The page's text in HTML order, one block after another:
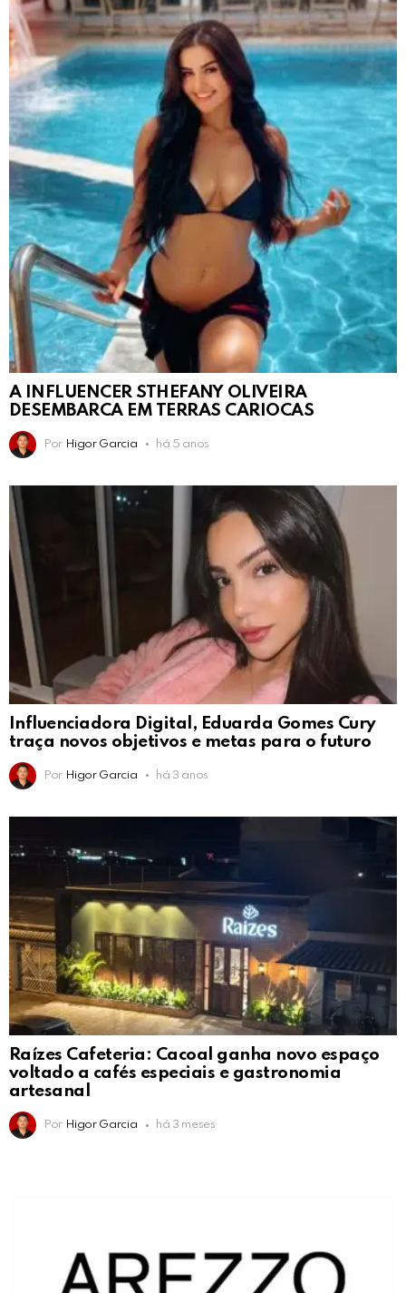
A INFLUENCER STHEFANY OLIVEIRA
DESEMBARCA EM TERRAS CARIOCAS
Por Higor Garcia há 5 anos
Influenciadora Digital, Eduarda Gomes Cury
traça novos objetivos e metas para o futuro
Por Higor Garcia há 3 anos
Raízes Cafeteria: Cacoal ganha novo espaço
voltado a cafés especiais e gastronomia
artesanal
Por Higor Garcia há 3 meses